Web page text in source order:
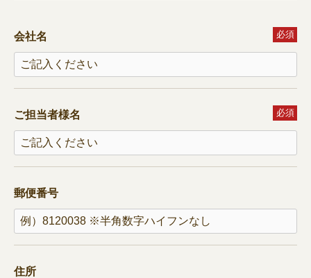
会社名 必須
ご担当者様名 必須
郵便番号
住所